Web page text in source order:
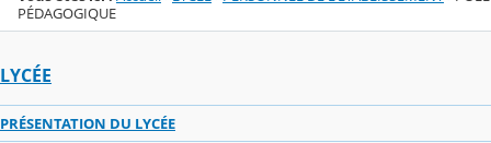
PÉDAGOGIQUE
LYCÉE
PRÉSENTATION DU LYCÉE